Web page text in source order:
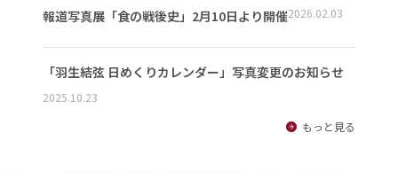
報道写真展「食の戦後史」2月10日より開催2026.02.03
「羽生結弦 日めくりカレンダー」写真変更のお知らせ
2025.10.23
もっと見る